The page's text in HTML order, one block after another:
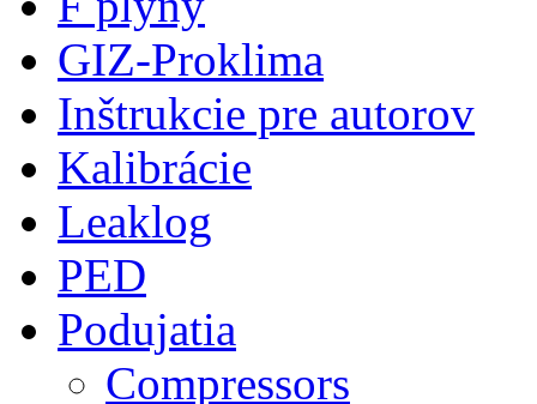
GIZ-Proklima
Inštrukcie pre autorov
Kalibrácie
Leaklog
PED
Podujatia
Compressors